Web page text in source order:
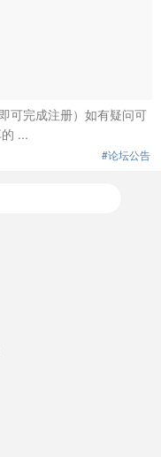
可完成注册）如有疑问可
...
#论坛公告